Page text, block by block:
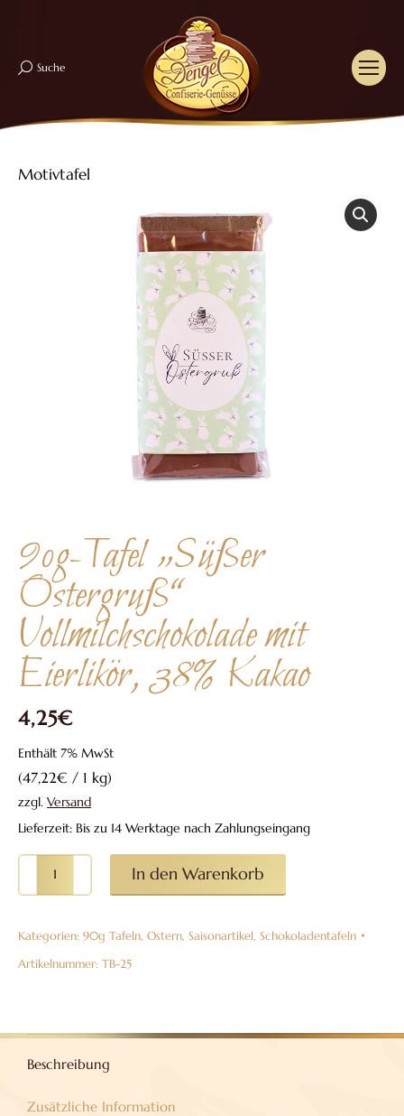
Search:
Suche
90g-Tafel „Süßer
Ostergruß“
Vollmilchschokolade mit
Eierlikör, 38% Kakao
4,25€
Enthält 7% MwSt
(47,22€ / 1 kg)
zzgl. Versand
Lieferzeit: Bis zu 14 Werktage nach Zahlungseingang
Motivtafel
Tafel
Ostergruß"
Vollmilchschokolade
38%
Kakao
In den Warenkorb
Kategorien: 90g Tafeln, Ostern, Saisonartikel, Schokoladentafeln
Artikelnummer: TB-25
Beschreibung
Zusätzliche Information